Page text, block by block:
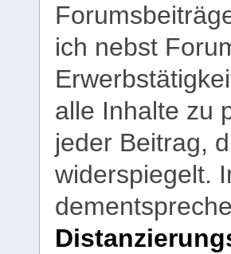
ich nebst
alle Inhalte zu
jeder Beitrag,
widerspiegelt.